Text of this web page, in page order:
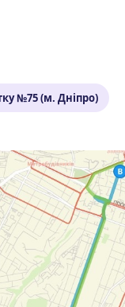
№75 (м. Дніпро)